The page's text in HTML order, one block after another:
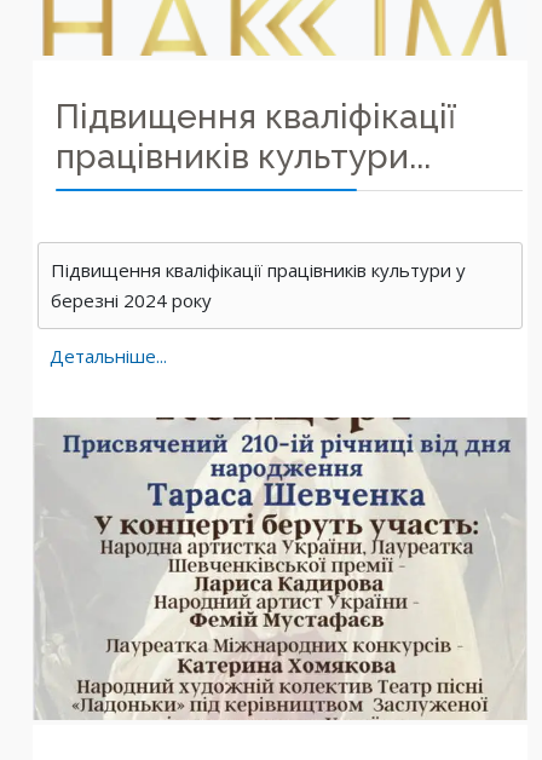
Підвищення кваліфікації
працівників культури...
Підвищення кваліфікації працівників культури у
березні 2024 року
Детальніше...